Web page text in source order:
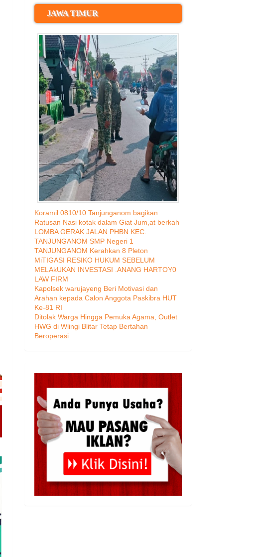
JAWA TIMUR
Koramil 0810/10 Tanjunganom bagikan
Ratusan Nasi kotak dalam Giat Jum,at berkah
LOMBA GERAK JALAN PHBN KEC.
TANJUNGANOM SMP Negeri 1
TANJUNGANOM Kerahkan 8 Pleton
MiTIGASI RESIKO HUKUM SEBELUM
MELAkUKAN INVESTASI .ANANG HARTOY0
LAW FIRM
Kapolsek warujayeng Beri Motivasi dan
Arahan kepada Calon Anggota Paskibra HUT
Ke-81 RI
Ditolak Warga Hingga Pemuka Agama, Outlet
HWG di Wlingi Blitar Tetap Bertahan
Beroperasi